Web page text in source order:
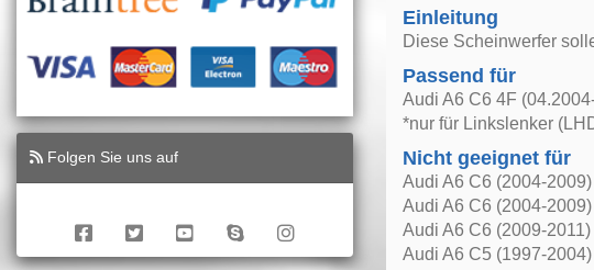
Folgen Sie uns auf
Einleitung
Diese Scheinwerfer
Passend für
Audi A6 C6 4F
*nur für Linkslenker
Nicht geeignet für
Audi A6 C6 (2004-
Audi A6 C6 (2004-
Audi A6 C6 (2009-2011)
Audi A6 C5 (1997-2004)